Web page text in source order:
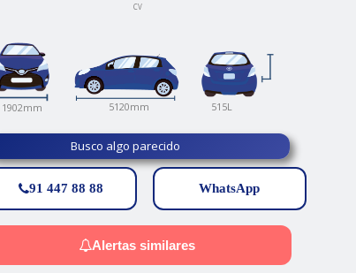
CV
1902mm 5120mm 515L
Busco algo parecido
91 447 88 88 WhatsApp
Alertas similares